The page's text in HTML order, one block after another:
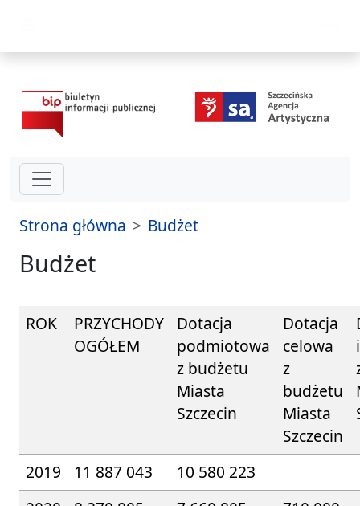
Strona główna Budżet
Budżet
ROK
PRZYCHODY
OGÓŁEM
Dotacja
podmiotowa
z budżetu
Miasta
Szczecin
Dotacja
celowa
z
budżetu
Miasta
Szczecin
2019 11 887 043
10 580 223